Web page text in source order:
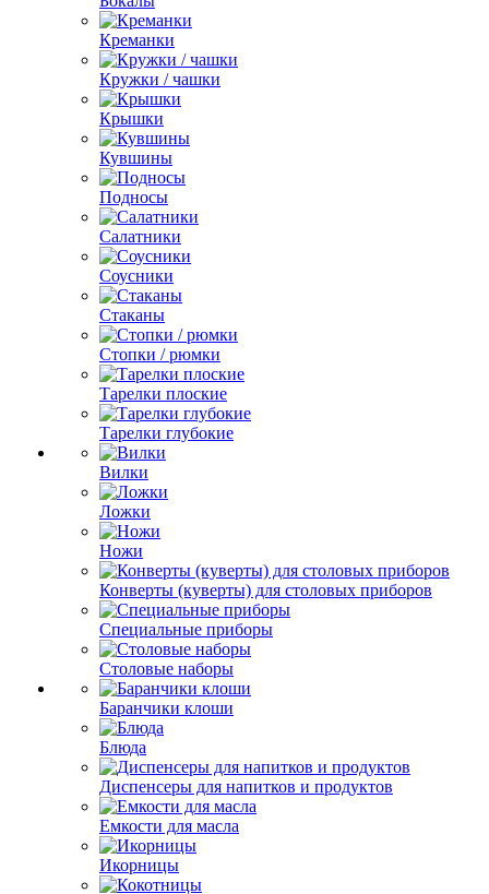
Креманки
Кружки / чашки
Крышки
Кувшины
Подносы
Салатники
Соусники
Стаканы
Стопки / рюмки
Тарелки плоские
Тарелки глубокие
Вилки
Ложки
Ножи
Конверты (куверты) для столовых приборов
Специальные приборы
Столовые наборы
Баранчики клоши
Блюда
Диспенсеры для напитков и продуктов
Емкости для масла
Икорницы